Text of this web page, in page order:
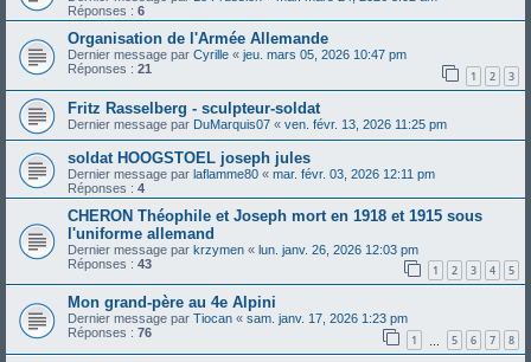
Réponses : 6
Organisation de l'Armée Allemande
Dernier message par Cyrille « jeu. mars 05, 2026 10:47 pm
Réponses : 21 1 2 3
Fritz Rasselberg - sculpteur-soldat
Dernier message par DuMarquis07 « ven. févr. 13, 2026 11:25 pm
soldat HOOGSTOEL joseph jules
Dernier message par laflamme80 « mar. févr. 03, 2026 12:11 pm
Réponses : 4
CHERON Théophile et Joseph mort en 1918 et 1915 sous
l'uniforme allemand
Dernier message par krzymen « lun. janv. 26, 2026 12:03 pm
Réponses : 43 1 2 3 4 5
Mon grand-père au 4e Alpini
Dernier message par Tiocan « sam. janv. 17, 2026 1:23 pm
Réponses : 76 1 5 6 7 8